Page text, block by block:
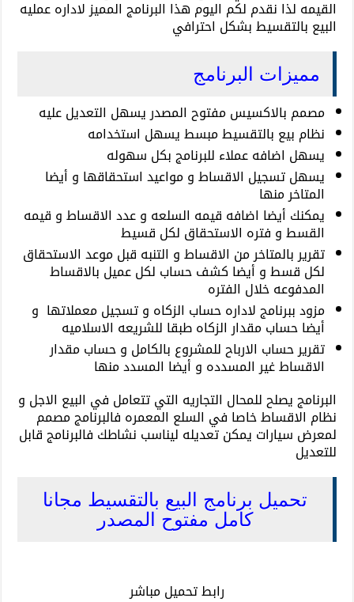
القيمه لذا نقدم لكم اليوم هذا البرنامج المميز لاداره عمليه
البيع بالتقسيط بشكل احترافي
مميزات البرنامج
مصمم بالاكسيس مفتوح المصدر يسهل التعديل عليه
نظام بيع بالتقسيط مبسط يسهل استخدامه
يسهل اضافه عملاء للبرنامج بكل سهوله
يسهل تسجيل الاقساط و مواعيد استحقاقها و أيضا
المتاخر منها
يمكنك أيضا اضافه قيمه السلعه و عدد الاقساط و قيمه
القسط و فتره الاستحقاق لكل قسيط
تقرير بالمتاخر من الاقساط و التنبه قبل موعد الاستحقاق
لكل قسط و أيضا كشف حساب لكل عميل بالاقساط
المدفوعه خلال الفتره
مزود ببرنامج لاداره حساب الزكاه و تسجيل معملاتها و
أيضا حساب مقدار الزكاه طبقا للشريعه الاسلاميه
تقرير حساب الارباح للمشروع بالكامل و حساب مقدار
الاقساط غير المسدده و أيضا المسدد منها
البرنامج يصلح للمحال التجاريه التي تتعامل في البيع الاجل و
نظام الاقساط خاصا في السلع المعمره فالبرنامج مصمم
لمعرض سيارات يمكن تعديله ليناسب نشاطك فالبرنامج قابل
للتعديل
تحميل برنامج البيع بالتقسيط مجانا
كامل مفتوح المصدر
رابط تحميل مباشر